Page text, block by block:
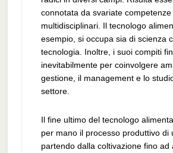
connotata da svariate competenze
multidisciplinari. Il tecnologo
esempio, si occupa sia di scienza
tecnologia. Inoltre, i suoi compiti
inevitabilmente per coinvolgere
gestione, il management e lo
settore.
Il fine ultimo del tecnologo
per mano il processo produttivo di
partendo dalla coltivazione fino ad